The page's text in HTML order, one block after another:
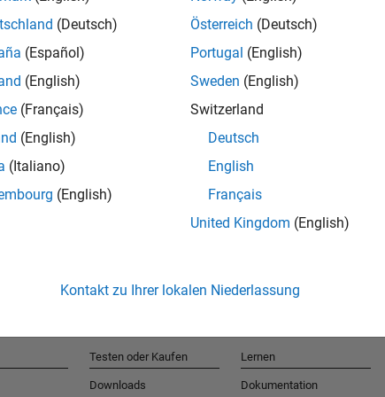
Erhalten
(Deutsch)
(Español)
(English)
(Français)
(English)
(Italiano)
(English)
Österreich (Deutsch)
Portugal (English)
Sweden (English)
Switzerland
Deutsch
English
Français
United Kingdom (English)
Kontakt zu Ihrer lokalen Niederlassung
Testen oder Kaufen
Downloads
Lernen
Dokumentation